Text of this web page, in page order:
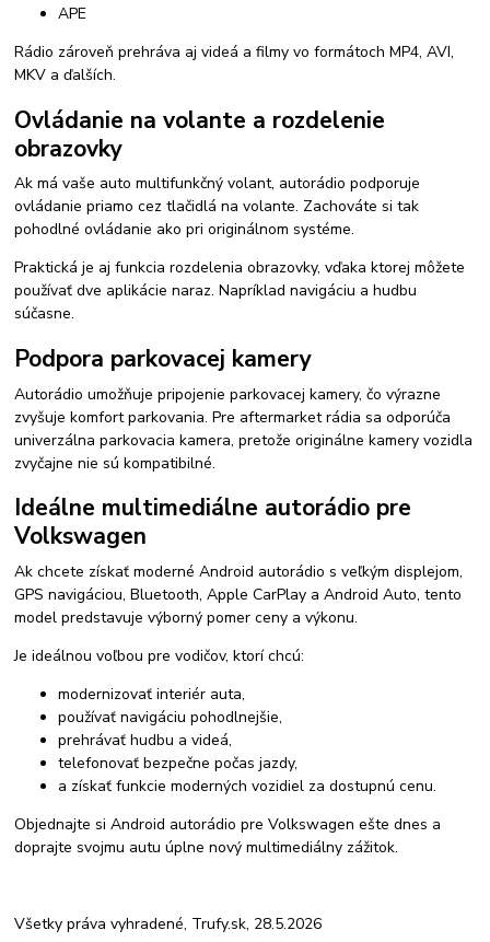
APE
Rádio zároveň prehráva aj videá a filmy vo formátoch MP4, AVI,
MKV a ďalších.
Ovládanie na volante a rozdelenie
obrazovky
Ak má vaše auto multifunkčný volant, autorádio podporuje
ovládanie priamo cez tlačidlá na volante. Zachováte si tak
pohodlné ovládanie ako pri originálnom systéme.
Praktická je aj funkcia rozdelenia obrazovky, vďaka ktorej môžete
používať dve aplikácie naraz. Napríklad navigáciu a hudbu
súčasne.
Podpora parkovacej kamery
Autorádio umožňuje pripojenie parkovacej kamery, čo výrazne
zvyšuje komfort parkovania. Pre aftermarket rádia sa odporúča
univerzálna parkovacia kamera, pretože originálne kamery vozidla
zvyčajne nie sú kompatibilné.
Ideálne multimediálne autorádio pre
Volkswagen
Ak chcete získať moderné Android autorádio s veľkým displejom,
GPS navigáciou, Bluetooth, Apple CarPlay a Android Auto, tento
model predstavuje výborný pomer ceny a výkonu.
Je ideálnou voľbou pre vodičov, ktorí chcú:
modernizovať interiér auta,
používať navigáciu pohodlnejšie,
prehrávať hudbu a videá,
telefonovať bezpečne počas jazdy,
a získať funkcie moderných vozidiel za dostupnú cenu.
Objednajte si Android autorádio pre Volkswagen ešte dnes a
doprajte svojmu autu úplne nový multimediálny zážitok.
Všetky práva vyhradené, Trufy.sk, 28.5.2026